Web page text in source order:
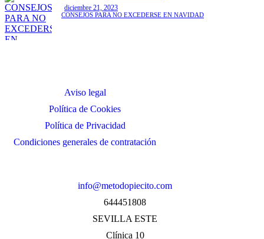
diciembre 21, 2023
CONSEJOS PARA NO EXCEDERSE EN NAVIDAD
Aviso legal
Política de Cookies
Política de Privacidad
Condiciones generales de contratación
info@metodopiecito.com
644451808
SEVILLA ESTE
Clínica 10